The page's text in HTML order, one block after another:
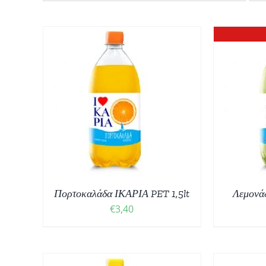
Πορτοκαλάδα ΙΚΑΡΙΑ PET 1,5lt
€3,40
ΛΕΠΤΟΜΈΡΕΙΕΣ